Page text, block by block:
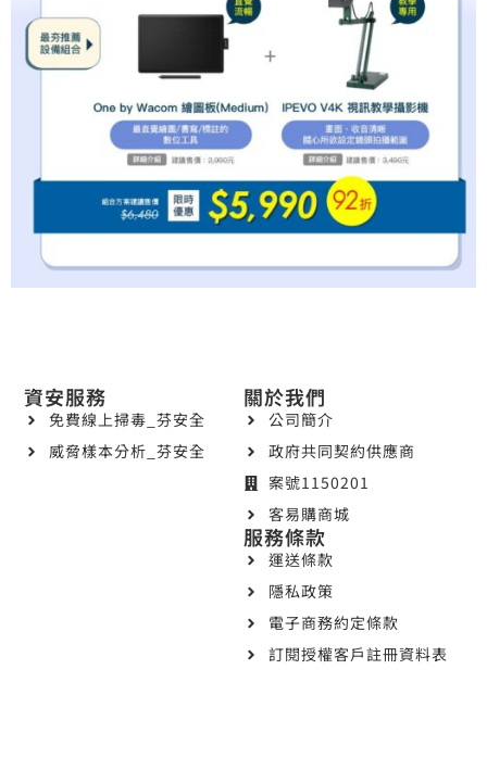
關於我們
公司簡介
政府共同契約供應商
案號1150201
客易購商城
資安服務
免費線上掃毒_芬安全
威脅樣本分析_芬安全
服務條款
運送條款
隱私政策
電子商務約定條款
訂閱授權客戶註冊資料表